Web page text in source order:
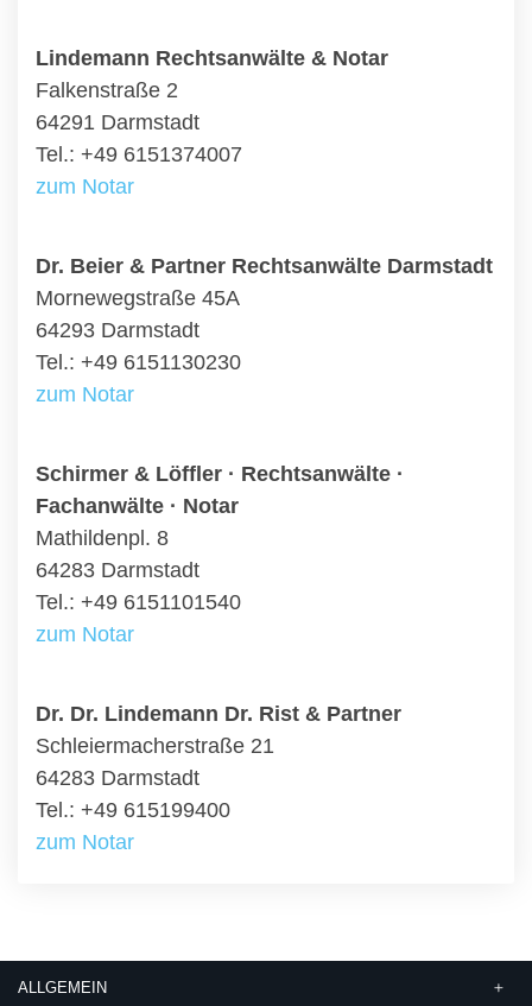
Lindemann Rechtsanwälte & Notar
Falkenstraße 2
64291 Darmstadt
Tel.: +49 6151374007
zum Notar
Dr. Beier & Partner Rechtsanwälte Darmstadt
Mornewegstraße 45A
64293 Darmstadt
Tel.: +49 6151130230
zum Notar
Schirmer & Löffler · Rechtsanwälte ·
Fachanwälte · Notar
Mathildenpl. 8
64283 Darmstadt
Tel.: +49 6151101540
zum Notar
Dr. Dr. Lindemann Dr. Rist & Partner
Schleiermacherstraße 21
64283 Darmstadt
Tel.: +49 615199400
zum Notar
ALLGEMEIN